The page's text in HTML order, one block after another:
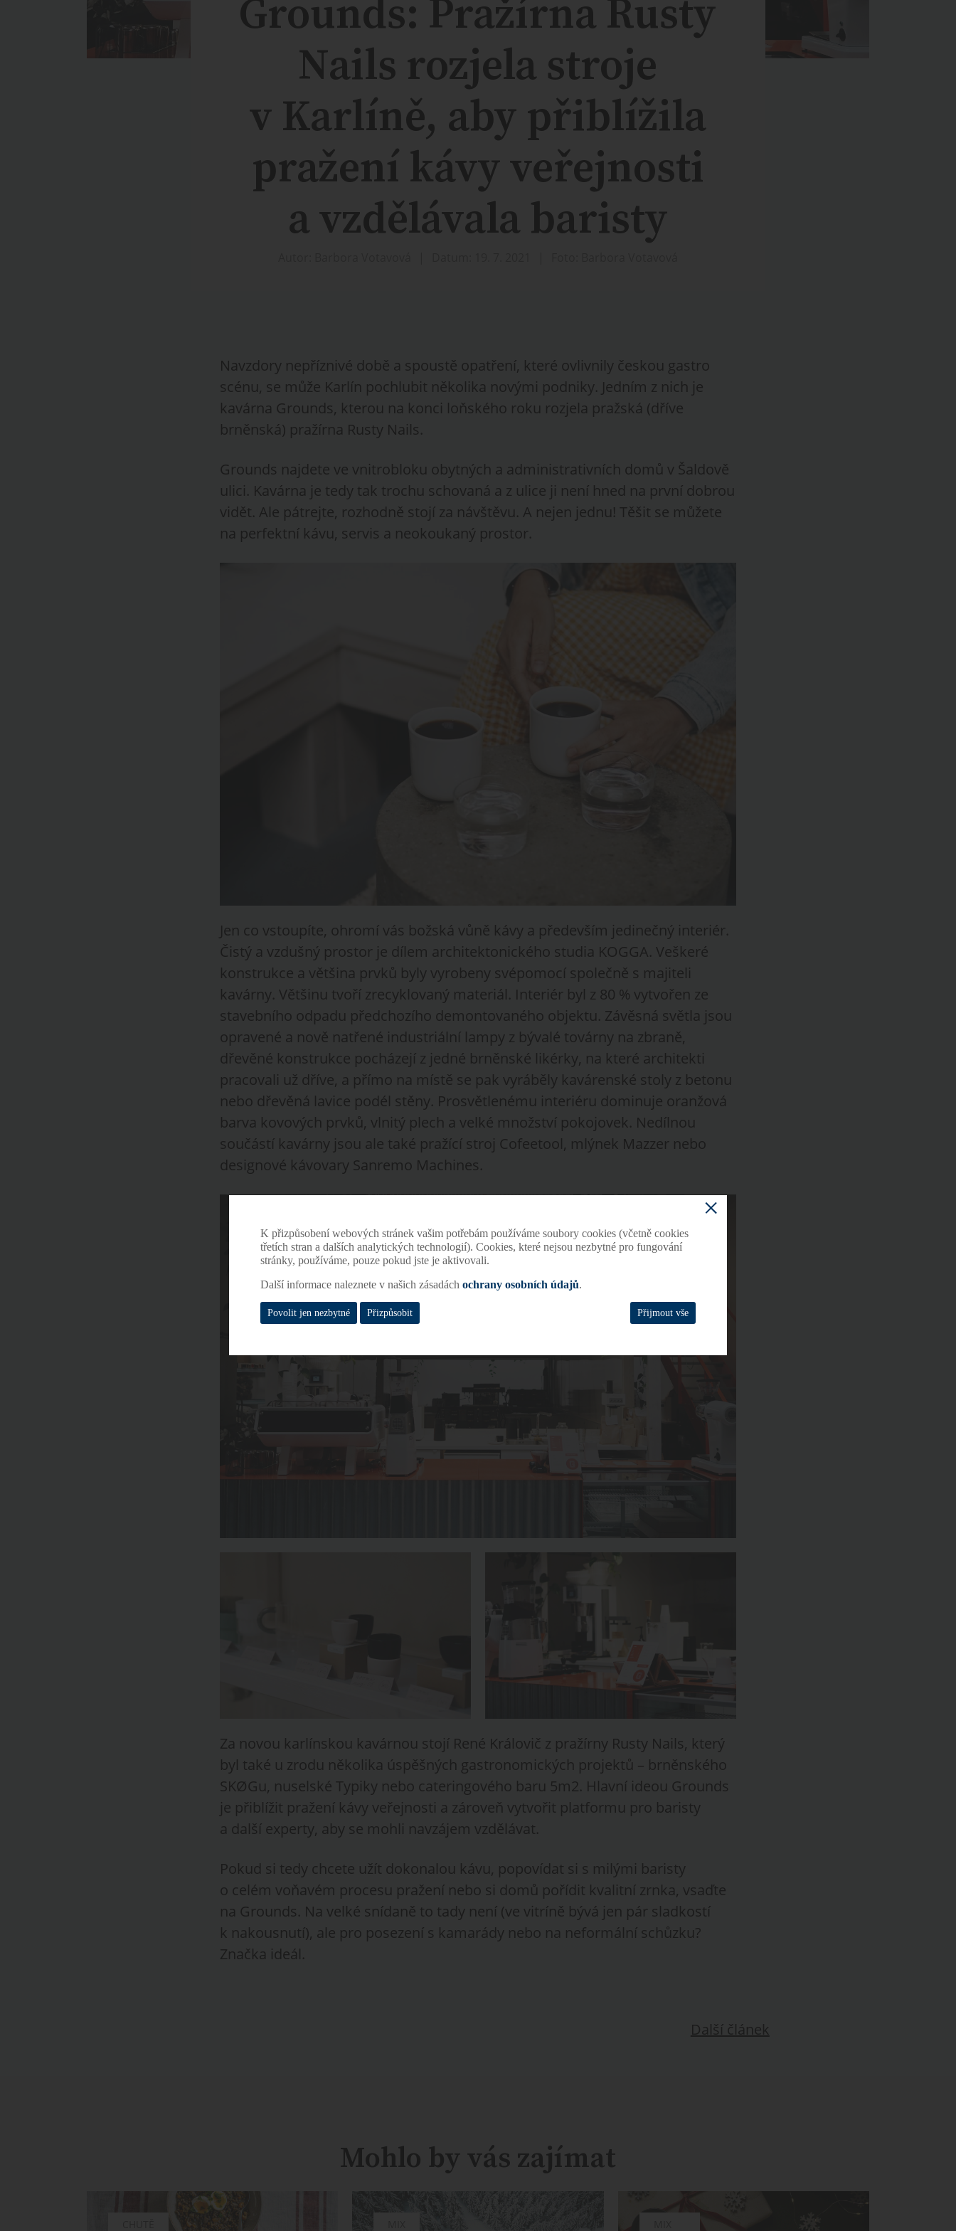
Grounds: Pražírna Rusty
Nails rozjela stroje
v Karlíně, aby přiblížila
pražení kávy veřejnosti
a vzdělávala baristy
Navzdory nepříznivé době a spoustě opatření, které ovlivnily českou gastro
scénu, se může Karlín pochlubit několika novými podniky. Jedním z nich je
kavárna Grounds, kterou na konci loňského roku rozjela pražská (dříve
brněnská) pražírna Rusty Nails.
Grounds najdete ve vnitrobloku obytných a administrativních domů v Šaldově
ulici. Kavárna je tedy tak trochu schovaná a z ulice ji není hned na první dobrou
vidět. Ale pátrejte, rozhodně stojí za návštěvu. A nejen jednu! Těšit se můžete
na perfektní kávu, servis a neokoukaný prostor.
Jen co vstoupíte, ohromí vás božská vůně kávy a především jedinečný interiér.
Čistý a vzdušný prostor je dílem architektonického studia KOGGA. Veškeré
konstrukce a většina prvků byly vyrobeny svépomocí společně s majiteli
kavárny. Většinu tvoří zrecyklovaný materiál. Interiér byl z 80 % vytvořen ze
stavebního odpadu předchozího demontovaného objektu. Závěsná světla jsou
opravené a nově natřené industriální lampy z bývalé továrny na zbraně,
dřevěné konstrukce pocházejí z jedné brněnské likérky, na které architekti
pracovali už dříve, a přímo na místě se pak vyráběly kavárenské stoly z betonu
nebo dřevěná lavice podél stěny. Prosvětlenému interiéru dominuje oranžová
barva kovových prvků, vlnitý plech a velké množství pokojovek. Nedílnou
součástí kavárny jsou ale také pražící stroj Cofeetool, mlýnek Mazzer nebo
designové kávovary Sanremo Machines.
Za novou karlínskou kavárnou stojí René Královič z pražírny Rusty Nails, který
byl také u zrodu několika úspěšných gastronomických projektů – brněnského
SKØGu, nuselské Typiky nebo cateringového baru 5m2. Hlavní ideou Grounds
je přiblížit pražení kávy veřejnosti a zároveň vytvořit platformu pro baristy
a další experty, aby se mohli navzájem vzdělávat.
Pokud si tedy chcete užít dokonalou kávu, popovídat si s milými baristy
o celém voňavém procesu pražení nebo si domů pořídit kvalitní zrnka, vsaďte
na Grounds. Na velké snídaně to tady není (ve vitríně bývá jen pár sladkostí
k nakousnutí), ale pro posezení s kamarády nebo na neformální schůzku?
Značka ideál.
Další článek
Mohlo by vás zajímat
K přizpůsobení webových stránek vašim potřebám používáme soubory cookies (včetně cookies
třetích stran a dalších analytických technologií). Cookies, které nejsou nezbytné pro fungování
stránky, používáme, pouze pokud jste je aktivovali.
Další informace naleznete v našich zásadách ochrany osobních údajů.
Povolit jen nezbytné Přizpůsobit Přijmout vše